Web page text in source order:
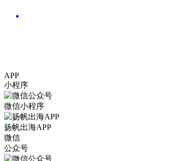
APP
小程序
微信小程序
扬帆出海APP
微信
公众号